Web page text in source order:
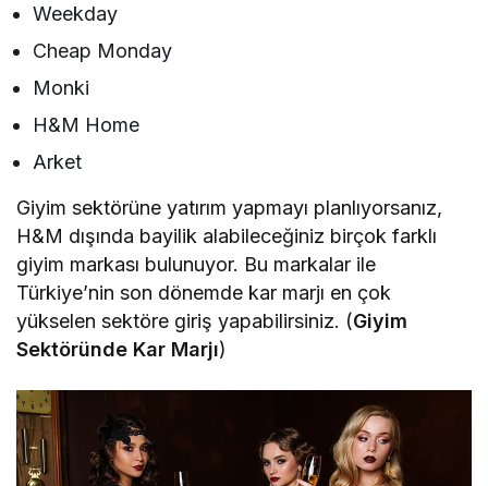
Weekday
Cheap Monday
Monki
H&M Home
Arket
Giyim sektörüne yatırım yapmayı planlıyorsanız,
H&M dışında bayilik alabileceğiniz birçok farklı
giyim markası bulunuyor. Bu markalar ile
Türkiye’nin son dönemde kar marjı en çok
yükselen sektöre giriş yapabilirsiniz. (Giyim
Sektöründe Kar Marjı)